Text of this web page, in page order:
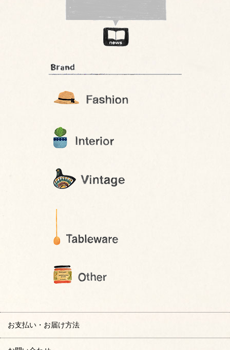
お支払い・お届け方法